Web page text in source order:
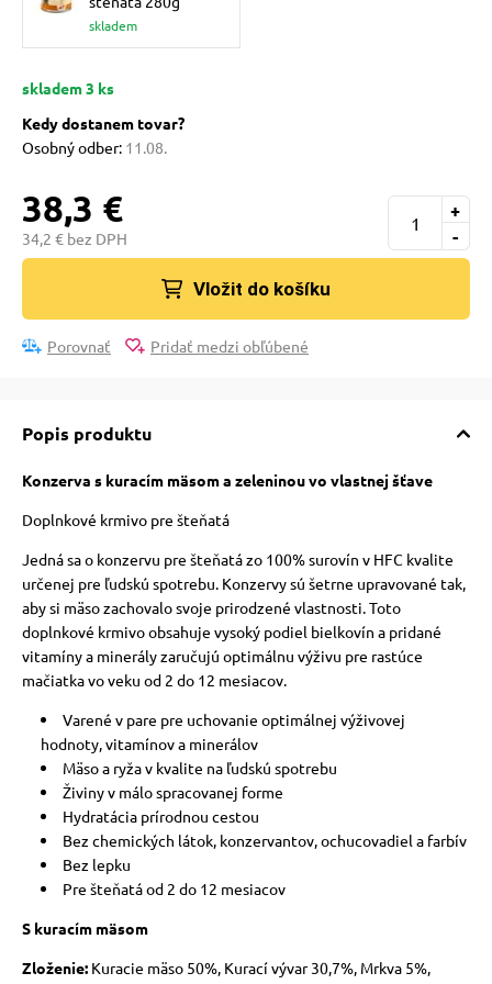
mačky
mačky
podložky
poukazy
skladem
skladem 3 ks
Kedy dostanem tovar?
Osobný odber: 11.08.
38,3 €
34,2 € bez DPH -
+
Vložit do košíku
Porovnať Pridať medzi obľúbené
Popis produktu
Konzerva s kuracím mäsom a zeleninou vo vlastnej šťave
Doplnkové krmivo pre šteňatá
Jedná sa o konzervu pre šteňatá zo 100% surovín v HFC kvalite
určenej pre ľudskú spotrebu. Konzervy sú šetrne upravované tak,
aby si mäso zachovalo svoje prirodzené vlastnosti. Toto
doplnkové krmivo obsahuje vysoký podiel bielkovín a pridané
vitamíny a minerály zaručujú optimálnu výživu pre rastúce
mačiatka vo veku od 2 do 12 mesiacov.
Varené v pare pre uchovanie optimálnej výživovej
hodnoty, vitamínov a minerálov
Mäso a ryža v kvalite na ľudskú spotrebu
Živiny v málo spracovanej forme
Hydratácia prírodnou cestou
Bez chemických látok, konzervantov, ochucovadiel a farbív
Bez lepku
Pre šteňatá od 2 do 12 mesiacov
S kuracím mäsom
Zloženie:Kuracie mäso 50%, Kurací vývar 30,7%, Mrkva 5%,